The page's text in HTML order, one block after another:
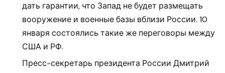
дать гарантии, что Запад не будет размещать
вооружение и военные базы вблизи России. 10
января состоялись такие же переговоры между
США и РФ.
Пресс-секретарь президента России Дмитрий